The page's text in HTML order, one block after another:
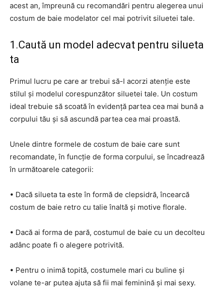
acest an, împreună cu recomandări pentru alegerea unui
costum de baie modelator cel mai potrivit siluetei tale.
1.Caută un model adecvat pentru silueta
ta
Primul lucru pe care ar trebui să-l acorzi atenție este
stilul și modelul corespunzător siluetei tale. Un costum
ideal trebuie să scoată în evidență partea cea mai bună a
corpului tău și să ascundă partea cea mai proastă.
Unele dintre formele de costum de baie care sunt
recomandate, în funcție de forma corpului, se încadrează
în următoarele categorii:
• Dacă silueta ta este în formă de clepsidră, încearcă
costum de baie retro cu talie înaltă și motive florale.
• Dacă ai forma de pară, costumul de baie cu un decolteu
adânc poate fi o alegere potrivită.
• Pentru o inimă topită, costumele mari cu buline și
volane te-ar putea ajuta să fii mai feminină și mai sexy.